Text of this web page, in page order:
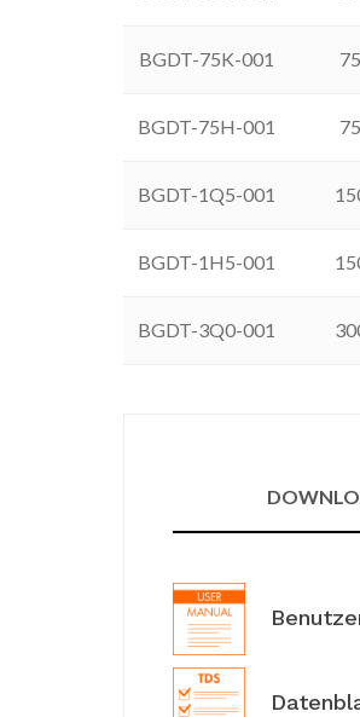
BGDT-75K-001
BGDT-75H-001
BGDT-1Q5-001
BGDT-1H5-001
BGDT-3Q0-001